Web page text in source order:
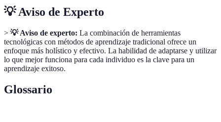
💡 Aviso de Experto
> 💡 Aviso de experto: La combinación de herramientas
tecnológicas con métodos de aprendizaje tradicional ofrece un
enfoque más holístico y efectivo. La habilidad de adaptarse y utilizar
lo que mejor funciona para cada individuo es la clave para un
aprendizaje exitoso.
Glossario